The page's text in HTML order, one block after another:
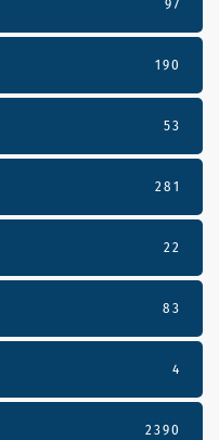
97
190
53
281
22
83
4
2390